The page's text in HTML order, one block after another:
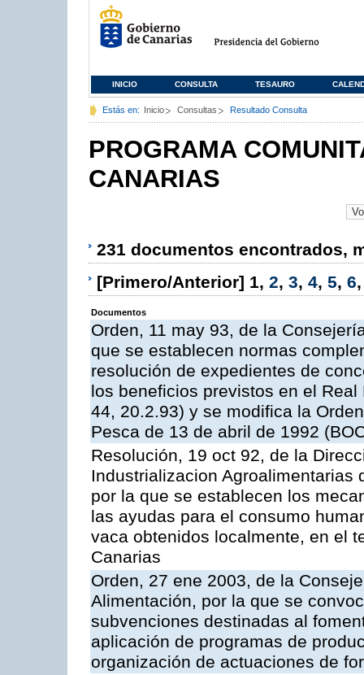
INICIO CONSULTA TESAURO
Estás en: Inicio Consultas Resultado Consulta
PROGRAMA
CANARIAS
231 documentos encontrados,
[Primero/Anterior] 1, 2, 3, 4, 5, 6
Documentos
Orden, 11 may 93, de la
que se establecen normas
resolución de expedientes de
los beneficios previstos en el
44, 20.2.93) y se modifica la
Pesca de 13 de abril de 1992
Resolución, 19 oct 92, de la
Industrializacion Agroalimentarias
por la que se establecen los
las ayudas para el consumo
vaca obtenidos localmente, en el
Canarias
Orden, 27 ene 2003, de la
Alimentación, por la que se
subvenciones destinadas al
aplicación de programas de
organización de actuaciones de